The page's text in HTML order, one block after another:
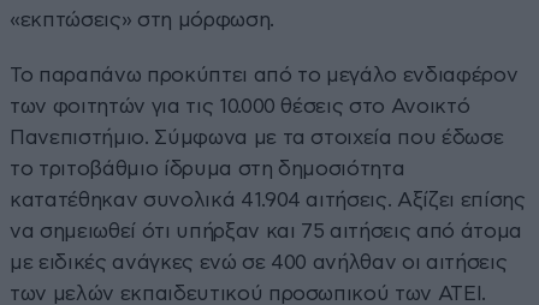
«εκπτώσεις» στη μόρφωση.
Το παραπάνω προκύπτει από το μεγάλο ενδιαφέρον
των φοιτητών για τις 10.000 θέσεις στο Ανοικτό
Πανεπιστήμιο. Σύμφωνα με τα στοιχεία που έδωσε
το τριτοβάθμιο ίδρυμα στη δημοσιότητα
κατατέθηκαν συνολικά 41.904 αιτήσεις. Αξίζει επίσης
να σημειωθεί ότι υπήρξαν και 75 αιτήσεις από άτομα
με ειδικές ανάγκες ενώ σε 400 ανήλθαν οι αιτήσεις
των μελών εκπαιδευτικού προσωπικού των ΑΤΕΙ.